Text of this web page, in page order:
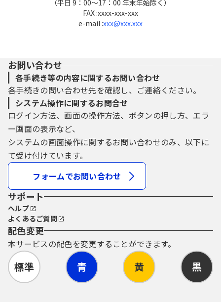
（平日 9：00～17：00 年末年始除く）
FAX :xxxx-xxx-xxx
e-mail :xxx@xxx.xxx
お問い合わせ
各手続き等の内容に関するお問い合わせ
各手続きの問い合わせ先を確認し、ご連絡ください。
システム操作に関するお問合せ
ログイン方法、画面の操作方法、ボタンの押し方、エラ
ー画面の表示など、
システムの画面操作に関するお問い合わせのみ、以下に
て受け付けています。
フォームでお問い合わせ
サポート
ヘルプ
よくあるご質問
配色変更
本サービスの配色を変更することができます。
標準 青 黄 黒